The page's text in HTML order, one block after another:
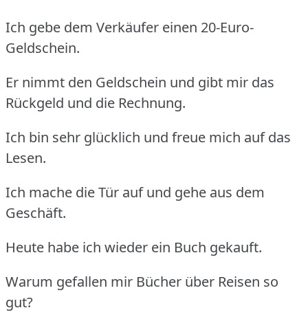
Ich gebe dem Verkäufer einen 20-Euro-
Geldschein.
Er nimmt den Geldschein und gibt mir das
Rückgeld und die Rechnung.
Ich bin sehr glücklich und freue mich auf das
Lesen.
Ich mache die Tür auf und gehe aus dem
Geschäft.
Heute habe ich wieder ein Buch gekauft.
Warum gefallen mir Bücher über Reisen so
gut?